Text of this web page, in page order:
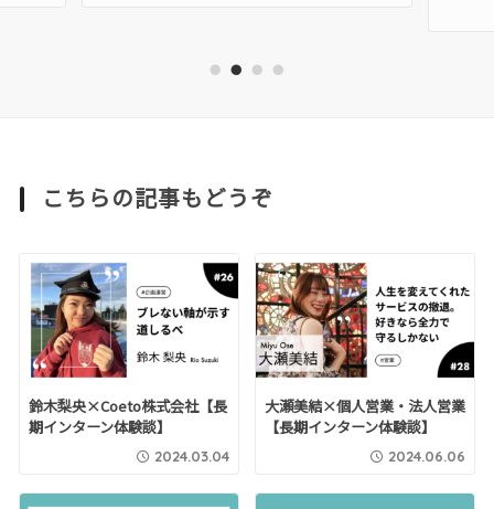
1 2 3 4
こちらの記事もどうぞ
鈴木梨央×Coeto株式会社【長
期インターン体験談】
2024.03.04
大瀬美結×個人営業・法人営業
【長期インターン体験談】
2024.06.06